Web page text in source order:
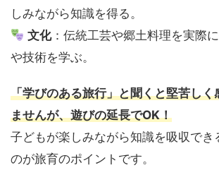
しみながら知識を得る。
文化：伝統工芸や郷土料理を実際
や技術を学ぶ。
「学びのある旅行」と聞くと堅苦しく
ませんが、遊びの延長でOK！
子どもが楽しみながら知識を吸収でき
のが旅育のポイントです。